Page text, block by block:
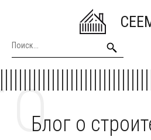
Блог о
О